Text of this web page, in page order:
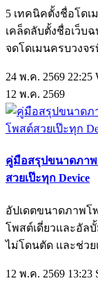
5 เทคนิคตั้งชื่อโดเ
เคล็ดลับตั้งชื่อเว็บ
จดโดเมนครบวงจ
24 พ.ค. 2569 22:25
12 พ.ค. 2569
คู่มือสรุปขนาดภาพ
สวยเป๊ะทุก Device
อัปเดตขนาดภาพโ
โพสต์เดี่ยวและอัล
ไม่โดนตัด และช่วย
12 พ.ค. 2569 13:23